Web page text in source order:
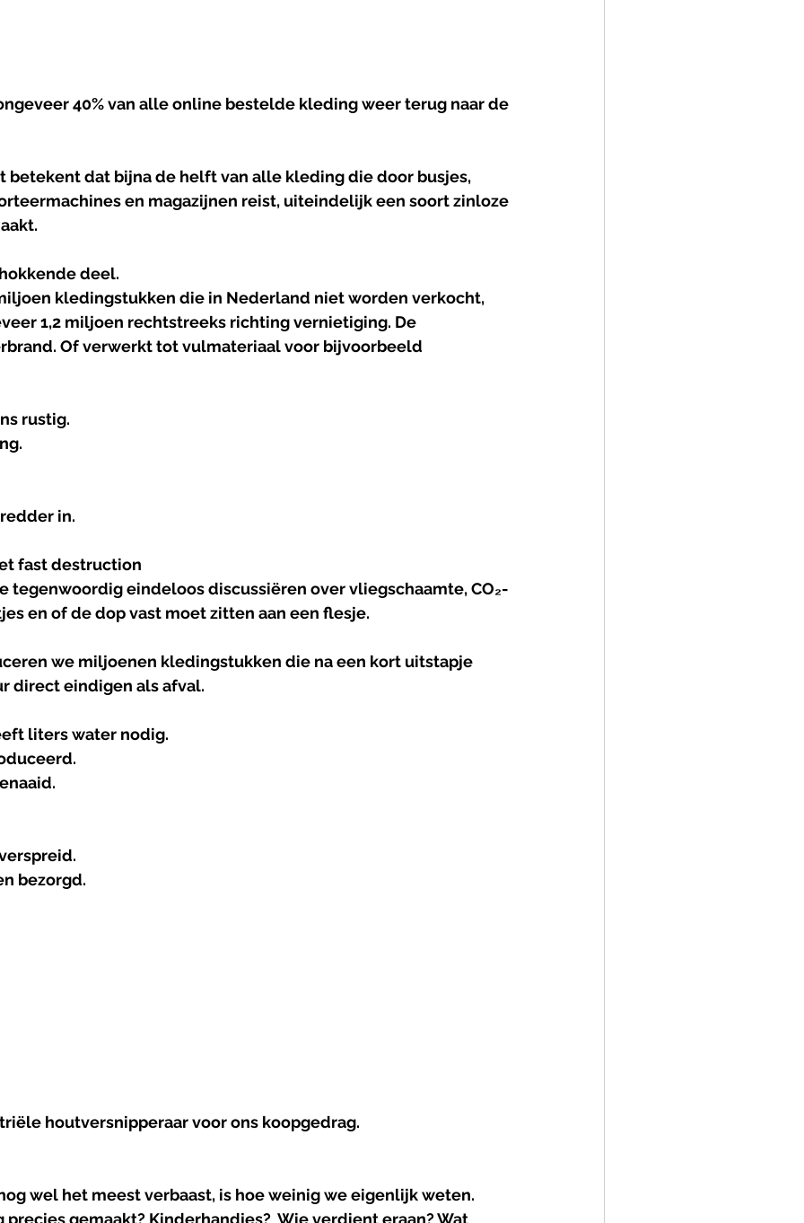
40% van alle online bestelde kleding weer terug naar de
betekent dat bijna de helft van alle kleding die door busjes,
en magazijnen reist, uiteindelijk een soort zinloze
deel.
kledingstukken die in Nederland niet worden verkocht,
1,2 miljoen rechtstreeks richting vernietiging. De
Of verwerkt tot vulmateriaal voor bijvoorbeeld
rustig.
in.
fastdestruction
tegenwoordig eindeloos discussiëren over vliegschaamte, CO₂-
en of de dop vast moet zitten aan een flesje.
we miljoenen kledingstukken die na een kort uitstapje
direct eindigen als afval.
liters water nodig.
bezorgd.
houtversnipperaar voor ons koopgedrag.
wel het meest verbaast, is hoe weinig we eigenlijk weten.
gemaakt? Kinderhandjes?  Wie verdient eraan? Wat